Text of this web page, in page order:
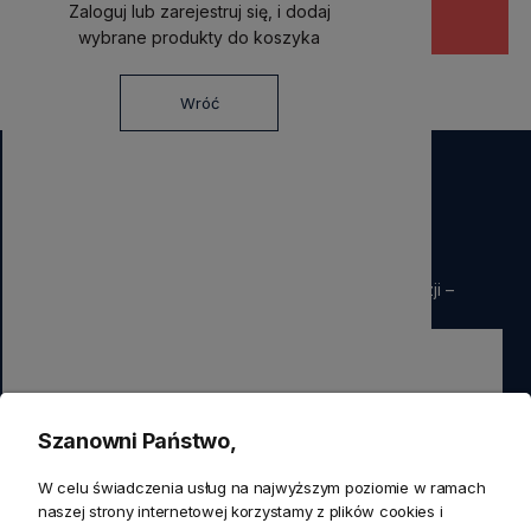
Zaloguj lub zarejestruj się, i dodaj
wybrane produkty do koszyka
Wróć
Ten produkt jest niedostępny.
na pierwsze zamówienie. Nie przegap okazji –
Zapisz się
przez nas swoich danych w celach marketingowych.
Szanowni Państwo,
W celu świadczenia usług na najwyższym poziomie w ramach
naszej strony internetowej korzystamy z plików cookies i